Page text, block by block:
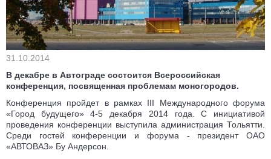
31.10.2014
В декабре в Автограде состоится Всероссийская
конференция, посвященная проблемам моногородов.
Конференция пройдет в рамках III Международного форума
«Город будущего» 4-5 декабря 2014 года. С инициативой
проведения конференции выступила администрация Тольятти.
Среди гостей конференции и форума - президент ОАО
«АВТОВАЗ» Бу Андерсон.